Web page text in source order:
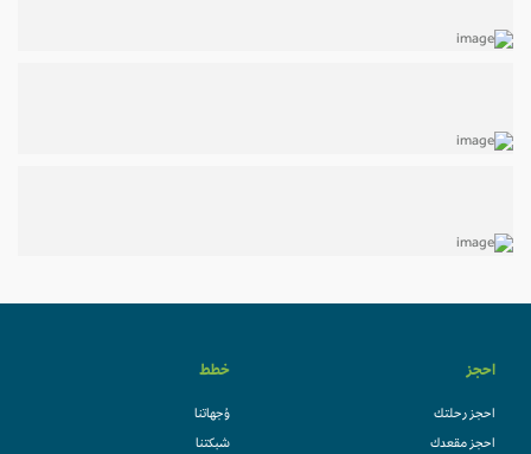
احجز
احجز رحلتك
احجز مقعدك
خطط
وُجهاتنا
شبكتنا